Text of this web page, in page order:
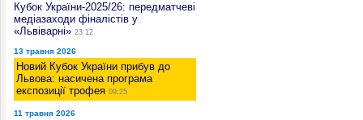
Кубок України-2025/26: передматчеві
медіазаходи фіналістів у
«Львіварні» 23:12
13 травня 2026
Новий Кубок України прибув до
Львова: насичена програма
експозиції трофея 09:25
11 травня 2026